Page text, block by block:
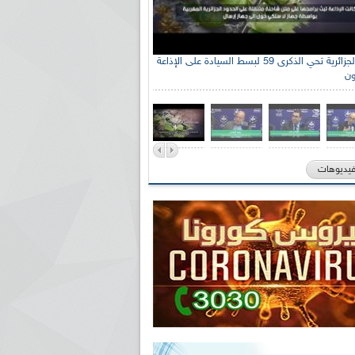
الإذاعة الجزائرية تحي الذكرى 59 لبسط السيادة على الإذاعة